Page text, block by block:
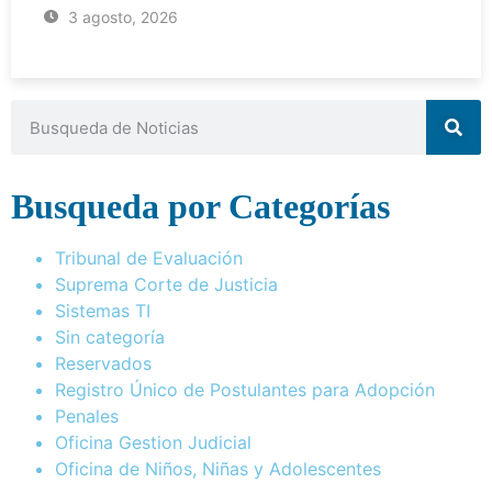
3 agosto, 2026
Busqueda por Categorías
Tribunal de Evaluación
Suprema Corte de Justicia
Sistemas TI
Sin categoría
Reservados
Registro Único de Postulantes para Adopción
Penales
Oficina Gestion Judicial
Oficina de Niños, Niñas y Adolescentes